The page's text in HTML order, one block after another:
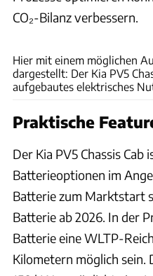
CO₂-Bilanz verbessern.
Hier mit einem möglichen
dargestellt: Der Kia PV5
aufgebautes elektrisches
Praktische
Der Kia PV5 Chassis Cab
Batterieoptionen im
Batterie zum Marktstart
Batterie ab 2026. In der
Batterie eine WLTP-
Kilometern möglich sein.